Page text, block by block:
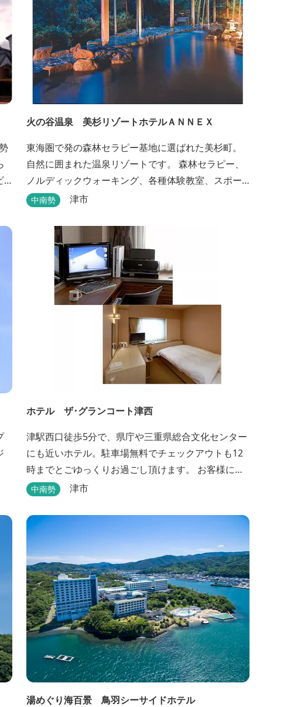
火の谷温泉 美杉リゾートホテルＡＮＮＥＸ
東海圏で発の森林セラピー基地に選ばれた美杉町。
自然に囲まれた温泉リゾートです。 森林セラピー、
ノルディックウォーキング、各種体験教室、スポー
ツ、グルメ、湯遊び、自然探検思いのまま。思いき
和洋バイキングに豪華会席料理。バイキングでは、
毎日餅つき、夏は流しそうめん等のイベントも開催
しています。 ５つの貸切風呂に、展望風呂付き客
室、露天風呂・ジ...
中南勢 津市
ホテル ザ･グランコート津西
津駅西口徒歩5分で、県庁や三重県総合文化センター
にも近いホテル。駐車場無料でチェックアウトも12
時までとごゆっくりお過ごし頂けます。 お客様によ
り快適にお過ごし頂けるよう専用設備・アメニティ
ン・プリンター設置のお部屋など多種多様な部屋タ
イプ・サービスをご用意。本質の時間、至上の空間
をお届けいたします。 また１Fにはカフェ＆レストラ
ンE...
中南勢 津市
湯めぐり海百景 鳥羽シーサイドホテル